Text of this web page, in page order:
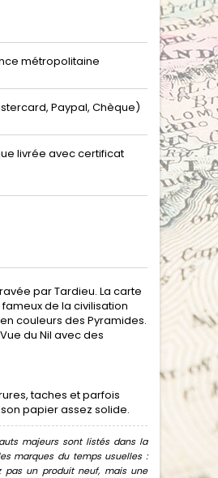
métropolitaine
Paypal, Chèque)
livrée avec certificat
par Tardieu. La carte
de la civilisation
couleurs des Pyramides.
du Nil avec des
taches et parfois
papier assez solide.
majeurs sont listés dans la
marques du temps usuelles :
pas un produit neuf, mais une